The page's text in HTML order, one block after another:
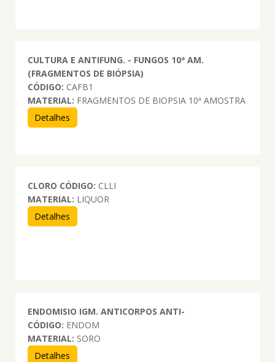
CULTURA E ANTIFUNG. - FUNGOS 10ª AM.
(FRAGMENTOS DE BIÓPSIA)
CÓDIGO: CAFB1
MATERIAL: FRAGMENTOS DE BIOPSIA 10ª AMOSTRA
Detalhes
CLORO CÓDIGO: CLLI
MATERIAL: LIQUOR
Detalhes
ENDOMISIO IGM. ANTICORPOS ANTI-
CÓDIGO: ENDOM
MATERIAL: SORO
Detalhes